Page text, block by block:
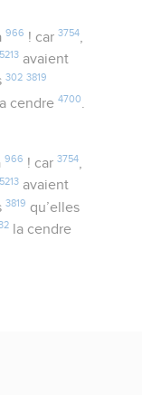
966 ! car 3754,
5213 avaient
302 3819
la cendre4700
966 ! car 3754,
5213 avaient
3819 qu’elles
la cendre